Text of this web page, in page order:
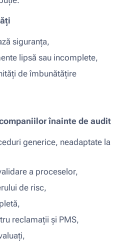
siguranța,
lipsă sau incomplete,
de îmbunătățire
înainte de audit
generice, neadaptate la
a proceselor,
de risc,
reclamații și PMS,